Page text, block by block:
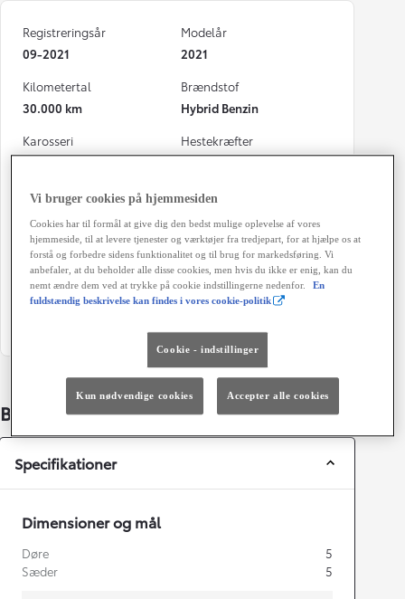
Registreringsår
09-2021
Modelår
2021
Kilometertal
30.000 km
Brændstof
Hybrid Benzin
Karosseri
Hatchback
Hestekræfter
122 HK
Co2 (blandet kørsel)
111 g/km
Geartype
Automatisk gearkasse
Døre
Farve
KoksMetal / SortMetal
Grøn ejerafgift (årligt)
Bildetaljer
Specifikationer
Dimensioner og mål
Døre
5
Sæder
5
Vi bruger cookies på hjemmesiden
Cookies har til formål at give dig den bedst mulige oplevelse af vores
hjemmeside, til at levere tjenester og værktøjer fra tredjepart, for at hjælpe os at
forstå og forbedre sidens funktionalitet og til brug for markedsføring. Vi
anbefaler, at du beholder alle disse cookies, men hvis du ikke er enig, kan du
nemt ændre dem ved at trykke på cookie indstillingerne nedenfor.
En
fuldstændig beskrivelse kan findes i vores cookie-politik
Cookie - indstillinger
Kun nødvendige cookies Accepter alle cookies